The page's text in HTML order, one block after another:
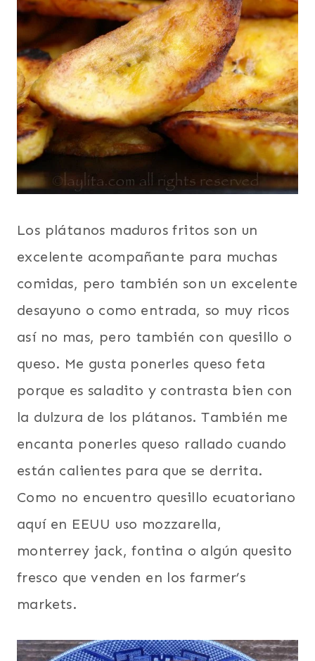
Los plátanos maduros fritos son un
excelente acompañante para muchas
comidas, pero también son un excelente
desayuno o como entrada, so muy ricos
así no mas, pero también con quesillo o
queso. Me gusta ponerles queso feta
porque es saladito y contrasta bien con
la dulzura de los plátanos. También me
encanta ponerles queso rallado cuando
están calientes para que se derrita.
Como no encuentro quesillo ecuatoriano
aquí en EEUU uso mozzarella,
monterrey jack, fontina o algún quesito
fresco que venden en los farmer’s
markets.